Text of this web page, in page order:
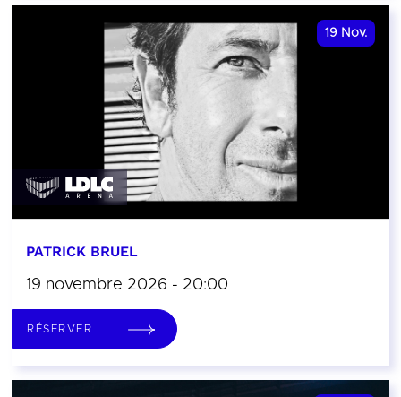
19 Nov.
PATRICK BRUEL
19 novembre 2026 - 20:00
RÉSERVER